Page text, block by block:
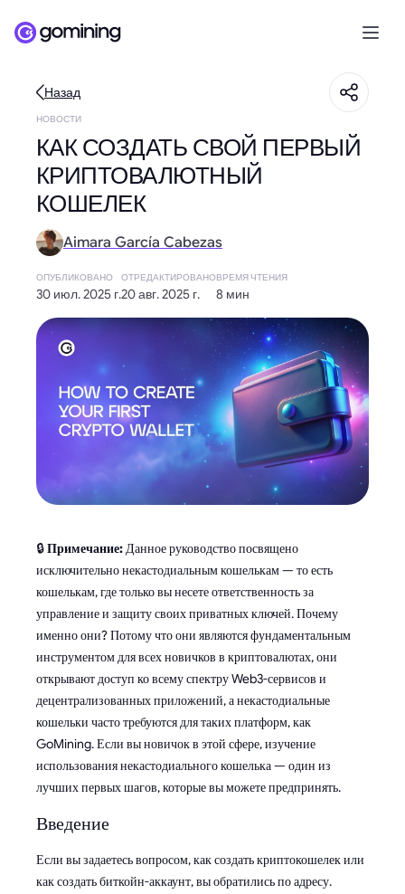
Назад
НОВОСТИ
КАК СОЗДАТЬ СВОЙ ПЕРВЫЙ
КРИПТОВАЛЮТНЫЙ
КОШЕЛЕК
Aimara García Cabezas
ОПУБЛИКОВАНО
30 июл. 2025 г.
ОТРЕДАКТИРОВАНО
20 авг. 2025 г.
ВРЕМЯ ЧТЕНИЯ
8 мин
🔒Примечание:Данное руководство посвящено
исключительно некастодиальным кошелькам — то есть
кошелькам, где только вы несете ответственность за
управление и защиту своих приватных ключей. Почему
именно они? Потому что они являются фундаментальным
инструментом для всех новичков в криптовалютах, они
открывают доступ ко всему спектру Web3-сервисов и
децентрализованных приложений, а некастодиальные
кошельки часто требуются для таких платформ, как
GoMining. Если вы новичок в этой сфере, изучение
использования некастодиального кошелька — один из
лучших первых шагов, которые вы можете предпринять.
Введение
Если вы задаетесь вопросом, как создать криптокошелек или
как создать биткойн-аккаунт, вы обратились по адресу.